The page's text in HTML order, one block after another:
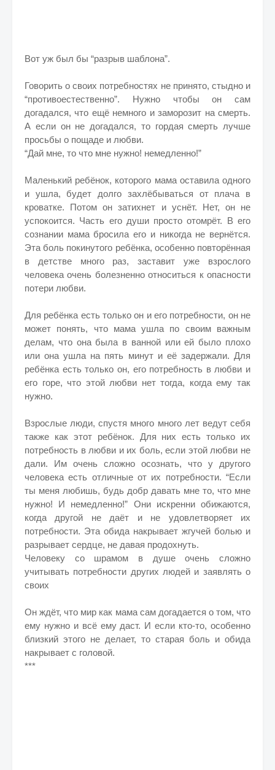
Вот уж был бы “разрыв шаблона”.
Говорить о своих потребностях не принято, стыдно и
“противоестественно”. Нужно чтобы он сам
догадался, что ещё немного и заморозит на смерть.
А если он не догадался, то гордая смерть лучше
просьбы о пощаде и любви.
“Дай мне, то что мне нужно! немедленно!”
Маленький ребёнок, которого мама оставила одного
и ушла, будет долго захлёбываться от плача в
кроватке. Потом он затихнет и уснёт. Нет, он не
успокоится. Часть его души просто отомрёт. В его
сознании мама бросила его и никогда не вернётся.
Эта боль покинутого ребёнка, особенно повторённая
в детстве много раз, заставит уже взрослого
человека очень болезненно относиться к опасности
потери любви.
Для ребёнка есть только он и его потребности, он не
может понять, что мама ушла по своим важным
делам, что она была в ванной или ей было плохо
или она ушла на пять минут и её задержали. Для
ребёнка есть только он, его потребность в любви и
его горе, что этой любви нет тогда, когда ему так
нужно.
Взрослые люди, спустя много много лет ведут себя
также как этот ребёнок. Для них есть только их
потребность в любви и их боль, если этой любви не
дали. Им очень сложно осознать, что у другого
человека есть отличные от их потребности. “Если
ты меня любишь, будь добр давать мне то, что мне
нужно! И немедленно!” Они искренни обижаются,
когда другой не даёт и не удовлетворяет их
потребности. Эта обида накрывает жгучей болью и
разрывает сердце, не давая продохнуть.
Человеку со шрамом в душе очень сложно
учитывать потребности других людей и заявлять о
своих
Он ждёт, что мир как мама сам догадается о том, что
ему нужно и всё ему даст. И если кто-то, особенно
близкий этого не делает, то старая боль и обида
накрывает с головой.
***